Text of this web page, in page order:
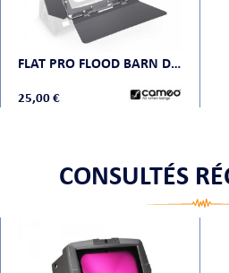
FLAT PRO FLOOD BARN DOOR
25,00 €
CONSULTÉS